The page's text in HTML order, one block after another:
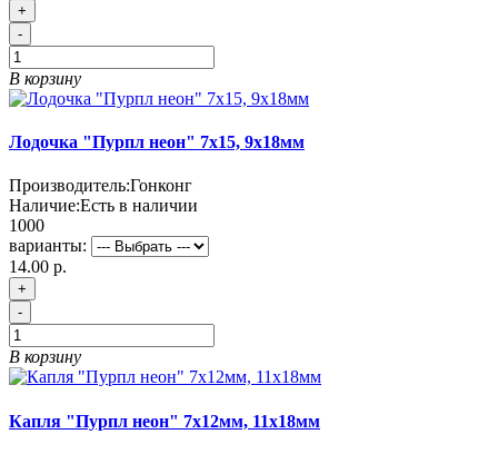
+
-
В корзину
Лодочка "Пурпл неон" 7х15, 9х18мм
Производитель:Гонконг
Наличие:Есть в наличии
1000
варианты:
14.00 р.
+
-
В корзину
Капля "Пурпл неон" 7х12мм, 11х18мм